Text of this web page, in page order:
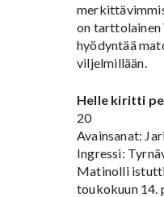
on tarttolainen
hyödyntää
viljelmillään.
Helle kiritti
20
Avainsanat:
Ingressi:
Matinolli
toukokuun 14.